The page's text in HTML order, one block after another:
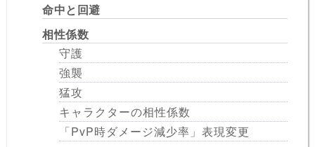
命中と回避
相性係数
守護
強襲
猛攻
キャラクターの相性係数
「PvP時ダメージ減少率」表現変更